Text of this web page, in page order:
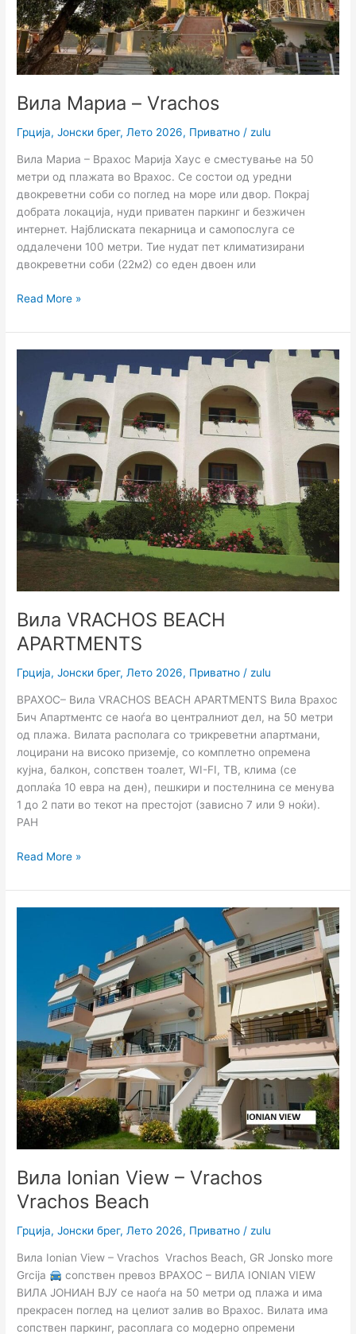
Вила Мариа – Vrachos
Грција,Јонски брег, Лето 2026, Приватно / zulu
Вила Мариа – Врахос Марија Хаус е сместување на 50
метри од плажата во Врахос. Се состои од уредни
двокреветни соби со поглед на море или двор. Покрај
добрата локација, нуди приватен паркинг и безжичен
интернет. Најблиската пекарница и самопослуга се
оддалечени 100 метри. Тие нудат пет климатизирани
двокреветни соби (22м2) со еден двоен или
Read More »
Вила VRACHOS BEACH
APARTMENTS
Грција,Јонски брег, Лето 2026, Приватно / zulu
ВРАХОС– Вила VRACHOS BEACH APARTMENTS Вила Врахос
Бич Апартментс се наоѓа во централниот дел, на 50 метри
од плажа. Вилата располага со трикреветни апартмани,
лоцирани на високо приземје, со комплетно опремена
кујна, балкон, сопствен тоалет, WI-FI, ТВ, клима (се
доплаќа 10 евра на ден), пешкири и постелнина се менува
1 до 2 пати во текот на престојот (зависно 7 или 9 ноќи).
РАН
BEACH
APARTMENTS
Read More »
Вила Ionian View – Vrachos
Vrachos Beach
Грција,Јонски брег, Лето 2026, Приватно / zulu
Вила Ionian View – Vrachos Vrachos Beach, GR Jonsko more
Grcija
сопствен превоз ВРАХОС – ВИЛА IONIAN VIEW
ВИЛА ЈОНИАН ВЈУ се наоѓа на 50 метри од плажа и има
прекрасен поглед на целиот залив во Врахос. Вилата има
сопствен паркинг, расоплага со модерно опремени
Vrachos
Vrachos
Beach